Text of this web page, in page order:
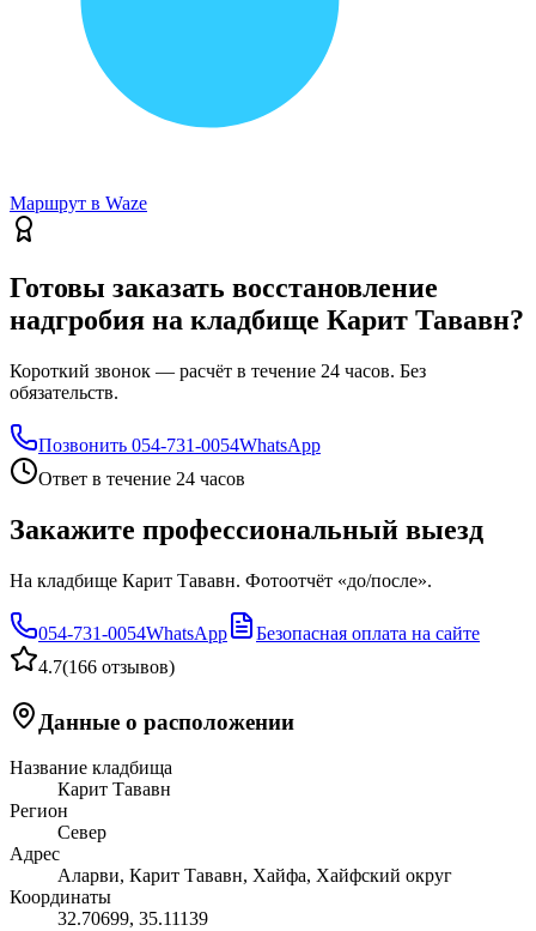
Маршрут в Waze
Готовы заказать восстановление
надгробия на кладбище Карит Тававн?
Короткий звонок — расчёт в течение 24 часов. Без
обязательств.
Позвонить 054-731-0054WhatsApp
Ответ в течение 24 часов
Закажите профессиональный выезд
На кладбище Карит Тававн. Фотоотчёт «до/после».
054-731-0054WhatsApp
Безопасная оплата на сайте
4.7(166 отзывов)
Данные о расположении
Название кладбища
Карит Тававн
Регион
Север
Адрес
Аларви, Карит Тававн, Хайфа, Хайфский округ
Координаты
32.70699, 35.11139